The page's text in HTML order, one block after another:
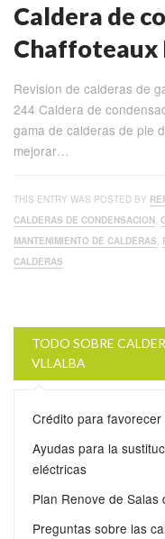
Caldera de
Chaffoteaux
Revision de calderas de
244 Caldera de
gama de calderas de pie
mejorar…
THIS ENTRY WAS POSTED BY
CALDERAS DE CONDENSACION,
MANTENIMIENTO DE CALDERAS,
CALDERAS
TODO SOBRE
VLLALBA
Crédito para
Ayudas para la
eléctricas
Plan Renove de Salas
Preguntas sobre las